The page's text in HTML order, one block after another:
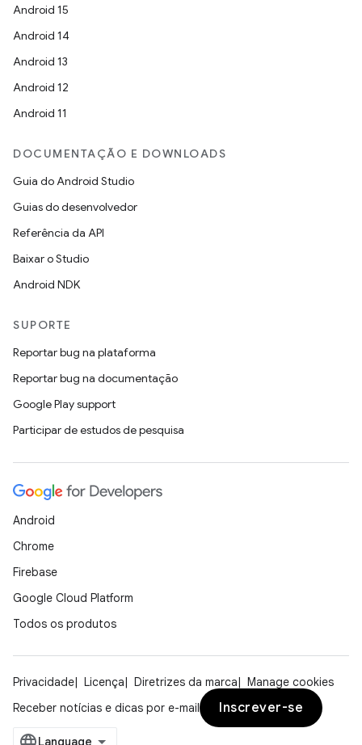
Android 15
Android 14
Android 13
Android 12
Android 11
DOCUMENTAÇÃO E DOWNLOADS
Guia do Android Studio
Guias do desenvolvedor
Referência da API
Baixar o Studio
Android NDK
SUPORTE
Reportar bug na plataforma
Reportar bug na documentação
Google Play support
Participar de estudos de pesquisa
Android
Chrome
Firebase
Google Cloud Platform
Todos os produtos
Privacidade Licença Diretrizes da marca
Manage cookies
Receber notícias e dicas por e-mail
Inscrever-se